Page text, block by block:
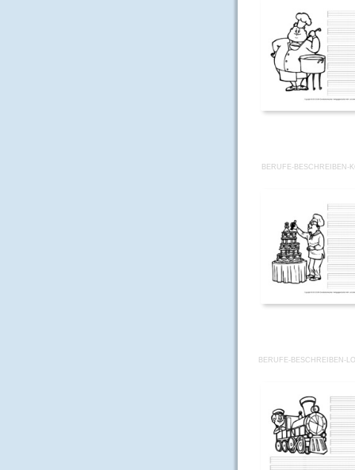
BERUFE-BESCHREIBEN-
BERUFE-BESCHREIBEN-